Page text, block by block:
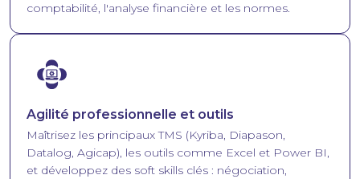
comptabilité, l'analyse financière et les normes.
Image
Agilité professionnelle et outils
Maîtrisez les principaux TMS (Kyriba, Diapason,
Datalog, Agicap), les outils comme Excel et Power BI,
et développez des soft skills clés : négociation,